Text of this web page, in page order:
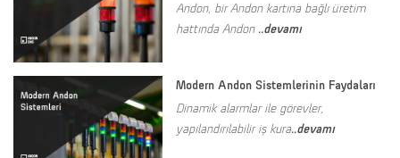
Andon, bir Andon kartına bağlı üretim
hattında Andon ..devamı
Modern Andon Sistemlerinin Faydaları
Dinamik alarmlar ile görevler,
yapılandırılabilir iş kura..devamı